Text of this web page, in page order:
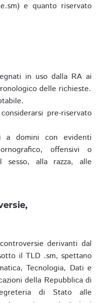
e quanto riservato
in uso dalla RA ai
delle richieste.
pre-riservato
a domini con evidenti
offensivi o
sesso, alla razza, alle
derivanti dal
il TLD .sm, spettano
Tecnologia, Dati e
della Repubblica di
di Stato alle